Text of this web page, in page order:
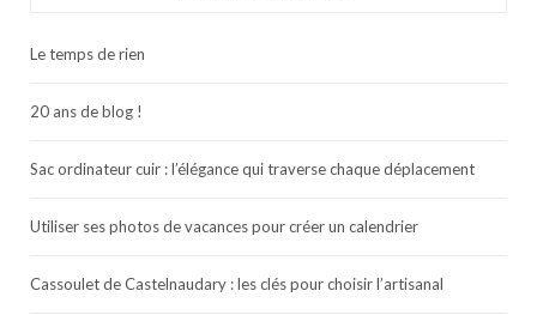
Le temps de rien
20 ans de blog !
Sac ordinateur cuir : l’élégance qui traverse chaque déplacement
Utiliser ses photos de vacances pour créer un calendrier
Cassoulet de Castelnaudary : les clés pour choisir l’artisanal